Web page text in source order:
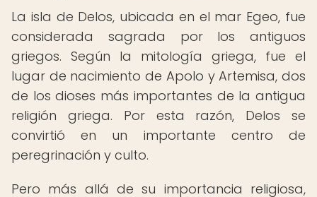
La isla de Delos, ubicada en el mar Egeo, fue
considerada sagrada por los antiguos
griegos. Según la mitología griega, fue el
lugar de nacimiento de Apolo y Artemisa, dos
de los dioses más importantes de la antigua
religión griega. Por esta razón, Delos se
convirtió en un importante centro de
peregrinación y culto.
Pero más allá de su importancia religiosa,